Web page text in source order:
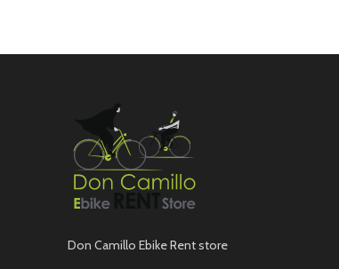
Don Camillo Ebike Rent store